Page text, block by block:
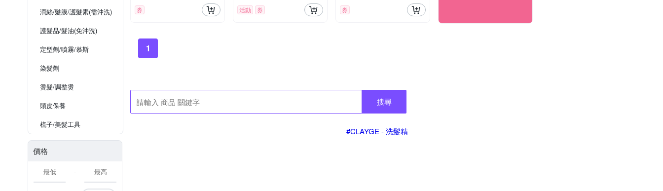
潤絲/髮膜/護髮素(需沖洗)
護髮品/髮油(免沖洗)
定型劑/噴霧/慕斯
染髮劑
燙髮/調整燙
頭皮保養
梳子/美髮工具
價格
-
券 活動 券 券
1
搜尋
#CLAYGE - 洗髮精